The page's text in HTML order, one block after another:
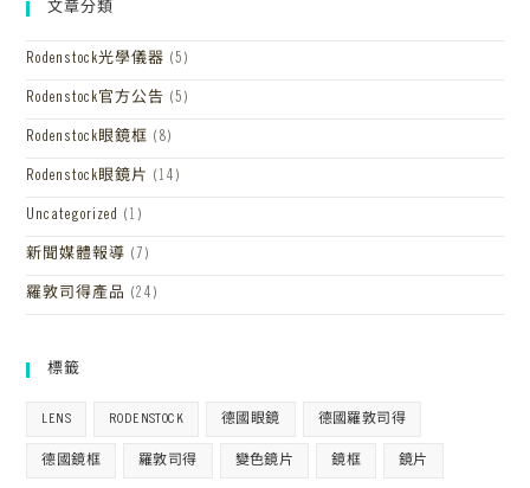
文章分類
Rodenstock光學儀器 (5)
Rodenstock官方公告 (5)
Rodenstock眼鏡框 (8)
Rodenstock眼鏡片 (14)
Uncategorized (1)
新聞媒體報導 (7)
羅敦司得產品 (24)
標籤
LENS RODENSTOCK 德國眼鏡 德國羅敦司得
德國鏡框 羅敦司得 變色鏡片 鏡框 鏡片